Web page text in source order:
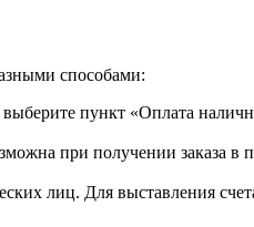
способами:
пункт «Оплата
при получении заказа в
лиц. Для выставления